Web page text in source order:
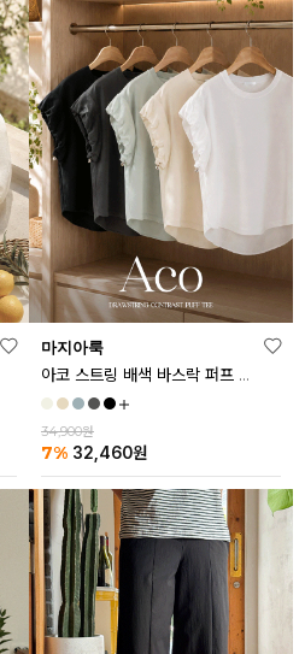
마지아룩
아코 스트링 배색 바스락 퍼프 반팔티
34,900원
7% 32,460원